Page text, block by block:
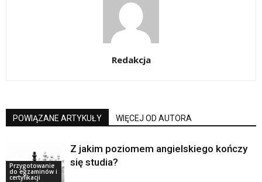
Redakcja
POWIĄZANE ARTYKUŁY WIĘCEJ OD AUTORA
Przygotowanie
do egzaminów i
certyfikacji
Z jakim poziomem angielskiego kończy
się studia?